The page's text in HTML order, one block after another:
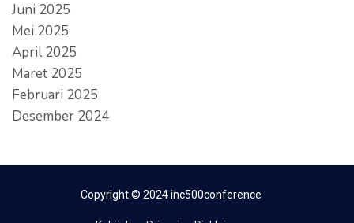
Juni 2025
Mei 2025
April 2025
Maret 2025
Februari 2025
Desember 2024
Copyright © 2024 inc500conference